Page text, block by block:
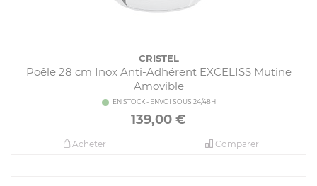
CRISTEL
Poêle 28 cm Inox Anti-Adhérent EXCELISS Mutine
Amovible
EN STOCK - ENVOI SOUS 24/48H
139,00 €
Comparer
Acheter